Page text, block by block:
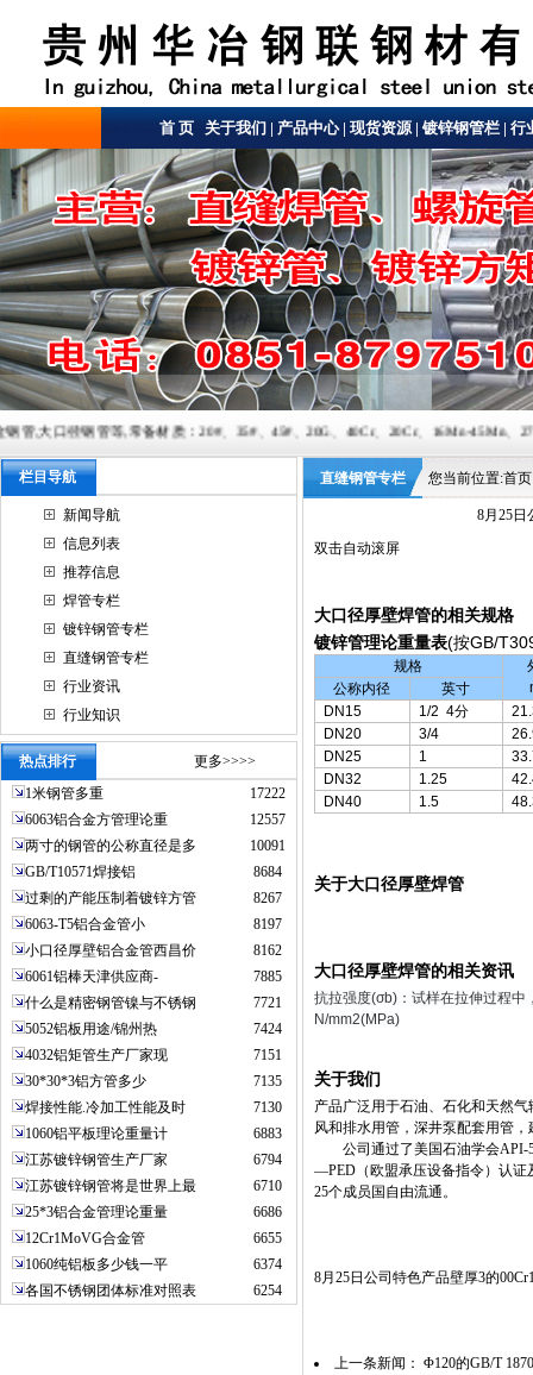
首 页 关于我们 | 产品中心| 现货资源| 镀锌钢管栏 | 行
口径钢管等,常备材质：20#、35#、45#、20G、40Cr、20Cr、16Mn-45Mn、
栏目导航
新闻导航
信息列表
推荐信息
焊管专栏
镀锌钢管专栏
直缝钢管专栏
行业资讯
行业知识
热点排行
更多>>>>
1米钢管多重
17222
6063铝合金方管理论重
12557
两寸的钢管的公称直径是多
10091
GB/T10571焊接铝
8684
过剩的产能压制着镀锌方管
8267
6063-T5铝合金管小
8197
小口径厚壁铝合金管西昌价
8162
6061铝棒天津供应商-
7885
什么是精密钢管镍与不锈钢
7721
5052铝板用途/锦州热
7424
4032铝矩管生产厂家现
7151
30*30*3铝方管多少
7135
焊接性能.冷加工性能及时
7130
1060铝平板理论重量计
6883
江苏镀锌钢管生产厂家
6794
江苏镀锌钢管将是世界上最
6710
25*3铝合金管理论重量
6686
12Cr1MoVG合金管
6655
1060纯铝板多少钱一平
6374
各国不锈钢团体标准对照表
6254
直缝钢管专栏 您当前位置:首页
8月25日
双击自动滚屏
大口径厚壁焊管的相关规格
镀锌管理论重量表(按GB/
规格
公称内径
英寸
DN15
1/2 4分
DN20
3/4
DN25
1
DN32
1.25
DN40
1.5
关于大口径厚壁焊管
大口径厚壁焊管的相关资讯
抗拉强度(σb)：试样在拉伸过程中
N/mm2(MPa)
关于我们
产品广泛用于石油、石化和天然
风和排水用管，深井泵配套用管
公司通过了美国石油学会API-5L
—PED（欧盟承压设备指令）认证
25个成员国自由流通。
8月25日公司特色产品壁厚3的
上一条新闻： Φ120的GB/T